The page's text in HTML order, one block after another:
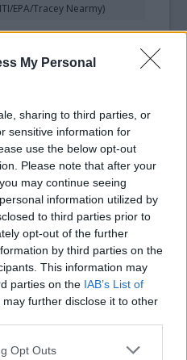
My Personal
sharing to third parties, or
sensitive information for
use the below opt-out
Please note that after your
may continue seeing
information utilized by
to third parties prior to
opt-out of the further
by third parties on the
This information may
parties on the IAB’s List of
may further disclose it to other
uses one or more Google
Opt Outs
EPA/Tracey Nearmy)
Harris, a The
Minogue, a
lépnek.
izgatottan várja
való meghívását
zene egyedülálló és
"elismerésként
tartó fesztiválra
lehet jegyet
több mint száz
követhetik végig
on vagy az Apple